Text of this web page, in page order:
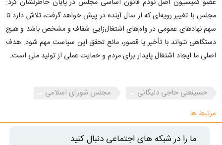
مجلس با تغییر رویه‌ای که از سال آینده در پیش خواهد گرفت، تلاش دارد تا
سهم نهادهای عمومی در وام‌های اشتغال‌زایی شفاف و مشخص باشد و هیچ
دستگاهی نتواند با تأخیر یا قصور، مانع تحقق این سیاست مهم شود. هدف
اصلی ما ایجاد اشتغال پایدار برای مردم و حمایت عملی از تولید ملی است.
حسینعلی حاجی دلیگانی
مجلس شورای اسلامی
مرتبط ها
ما را در شبکه های اجتماعی دنبال کنید